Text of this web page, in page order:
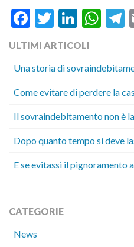
Facebook
Twitter
ULTIMI ARTICOLI
Una storia di
Come evitare di perdere la
Il sovraindebitamento non è
Dopo quanto tempo si deve
E se evitassi il pignoramento
CATEGORIE
News